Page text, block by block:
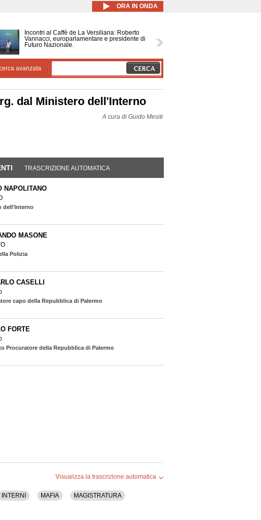
ORA IN ONDA
Incontri al Caffè de La Versiliana: Roberto
Vannacci, europarlamentare e presidente di
Futuro Nazionale.
avanzata
dal Ministero dell'Interno
A cura di Guido Mesiti
(SCHEDA ATTIVA)
TRASCRIZIONE AUTOMATICA
NAPOLITANO
dell'Interno
MASONE
Polizia
CASELLI
capo della Repubblica di Palermo
FORTE
Procuratore della Repubblica di Palermo
Visualizza la trascrizione automatica
INTERNI MAFIA MAGISTRATURA